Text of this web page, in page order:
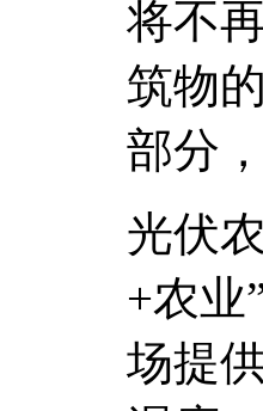
将不
筑物
部分
光伏
+农业
场提